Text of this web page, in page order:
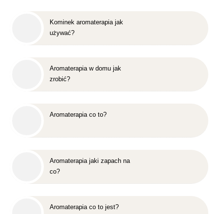
Kominek aromaterapia jak
używać?
Aromaterapia w domu jak
zrobić?
Aromaterapia co to?
Aromaterapia jaki zapach na
co?
Aromaterapia co to jest?